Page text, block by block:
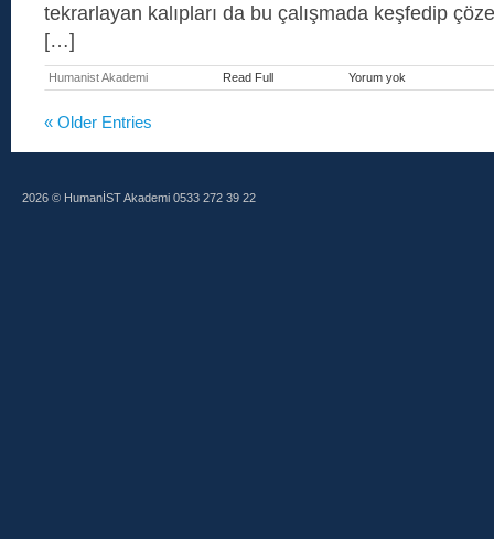
tekrarlayan kalıpları da bu çalışmada keşfedip
[…]
Humanist Akademi Read Full Yorum yok
Hayatlar
« Older Entries
2026 © HumanİST Akademi 0533 272 39 22